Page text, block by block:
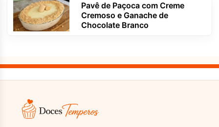
Pavê de Paçoca com Creme
Cremoso e Ganache de
Chocolate Branco